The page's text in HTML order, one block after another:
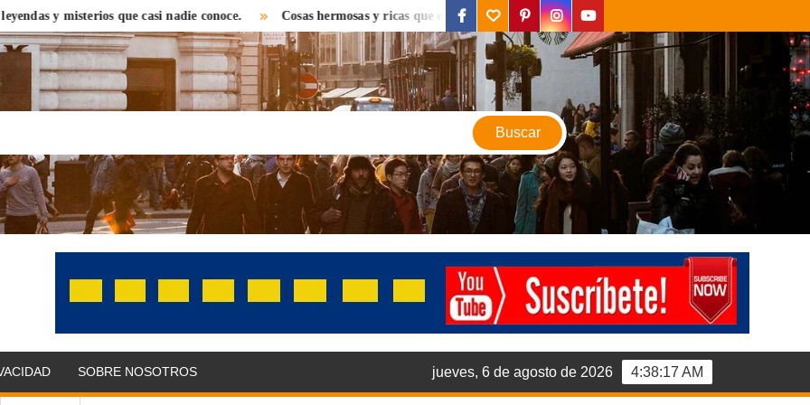
misterios que casi nadie conoce. Cosas hermosas y ricas que encontraras en Valencia .
facebook
twitterpinterestinstagramyoutube
SOBRE NOSOTROS 4:38:19 AM
jueves, 6 de agosto de 2026